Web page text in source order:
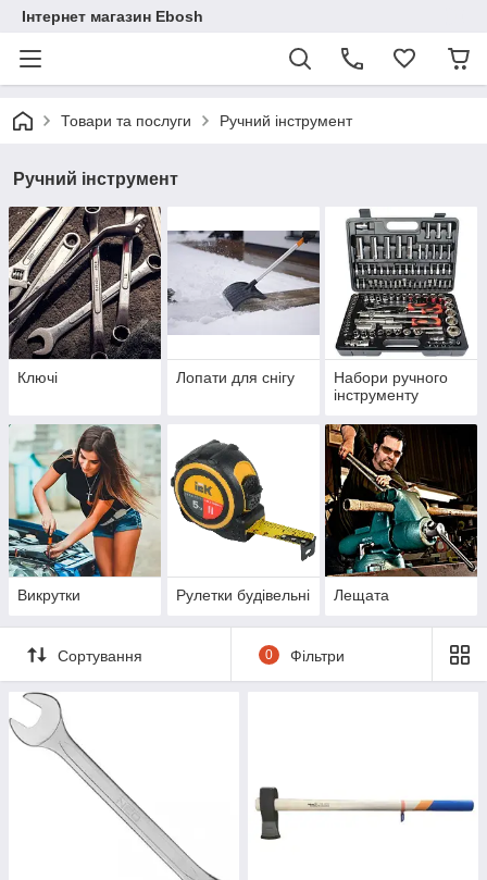
Інтернет магазин Ebosh
Товари та послуги Ручний інструмент
Ручний інструмент
Ключі Лопати для снігу
Набори ручного
інструменту
Викрутки Рулетки будівельні Лещата
Сортування 0 Фільтри